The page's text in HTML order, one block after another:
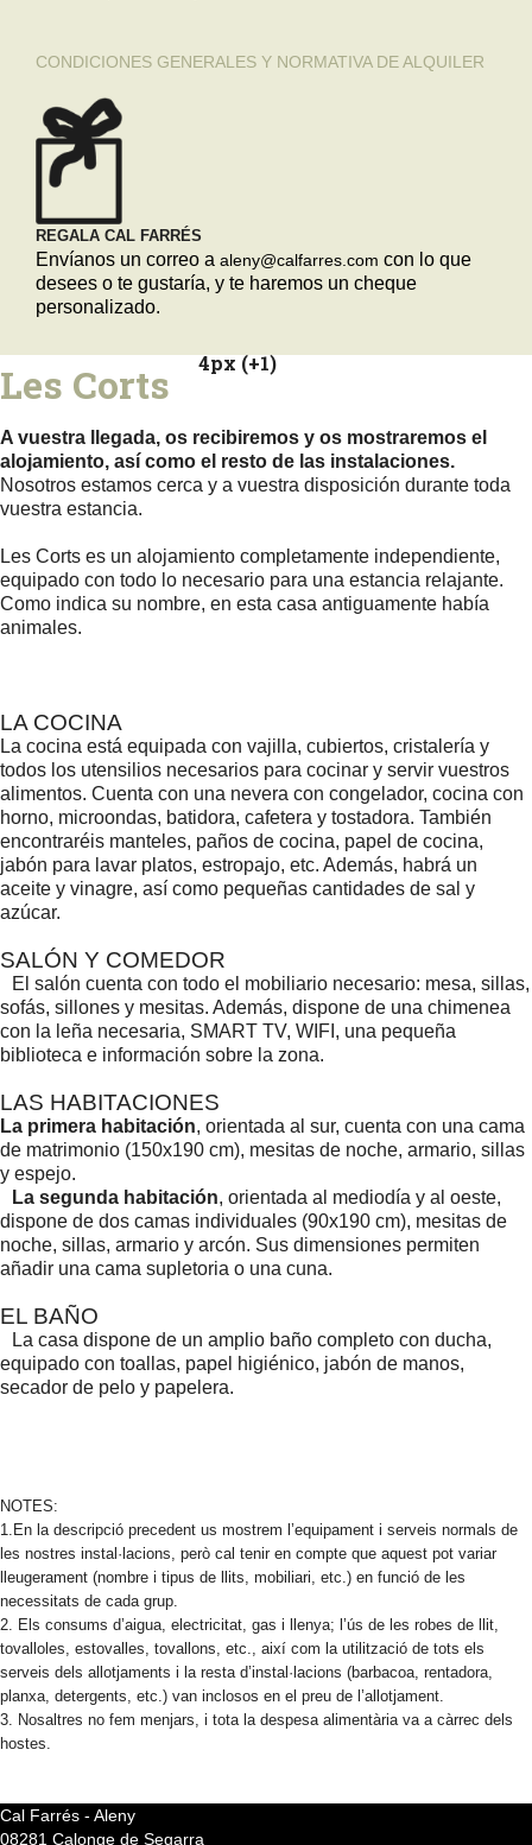
CONDICIONES GENERALES Y NORMATIVA DE ALQUILER
REGALA CAL FARRÉS
Envíanos un correo a aleny@calfarres.com con lo que
desees o te gustaría, y te haremos un cheque
personalizado.
Les Corts 4px (+1)
A vuestra llegada, os recibiremos y os mostraremos el
alojamiento, así como el resto de las instalaciones.
Nosotros estamos cerca y a vuestra disposición durante toda
vuestra estancia.
Les Corts es un alojamiento completamente independiente,
equipado con todo lo necesario para una estancia relajante.
Como indica su nombre, en esta casa antiguamente había
animales.
LA COCINA
La cocina está equipada con vajilla, cubiertos, cristalería y
todos los utensilios necesarios para cocinar y servir vuestros
alimentos. Cuenta con una nevera con congelador, cocina con
horno, microondas, batidora, cafetera y tostadora. También
encontraréis manteles, paños de cocina, papel de cocina,
jabón para lavar platos, estropajo, etc. Además, habrá un
aceite y vinagre, así como pequeñas cantidades de sal y
azúcar.
SALÓN Y COMEDOR
El salón cuenta con todo el mobiliario necesario: mesa, sillas,
sofás, sillones y mesitas. Además, dispone de una chimenea
con la leña necesaria, SMART TV, WIFI, una pequeña
biblioteca e información sobre la zona.
LAS HABITACIONES
La primera habitación, orientada al sur, cuenta con una cama
de matrimonio (150x190 cm), mesitas de noche, armario, sillas
y espejo.
La segunda habitación, orientada al mediodía y al oeste,
dispone de dos camas individuales (90x190 cm), mesitas de
noche, sillas, armario y arcón. Sus dimensiones permiten
añadir una cama supletoria o una cuna.
EL BAÑO
La casa dispone de un amplio baño completo con ducha,
equipado con toallas, papel higiénico, jabón de manos,
secador de pelo y papelera.
NOTES:
1.En la descripció precedent us mostrem l’equipament i serveis normals de
les nostres instal·lacions, però cal tenir en compte que aquest pot variar
lleugerament (nombre i tipus de llits, mobiliari, etc.) en funció de les
necessitats de cada grup.
2. Els consums d’aigua, electricitat, gas i llenya; l’ús de les robes de llit,
tovalloles, estovalles, tovallons, etc., així com la utilització de tots els
serveis dels allotjaments i la resta d’instal·lacions (barbacoa, rentadora,
planxa, detergents, etc.) van inclosos en el preu de l’allotjament.
3. Nosaltres no fem menjars, i tota la despesa alimentària va a càrrec dels
hostes.
Cal Farrés - Aleny
08281 Calonge de Segarra